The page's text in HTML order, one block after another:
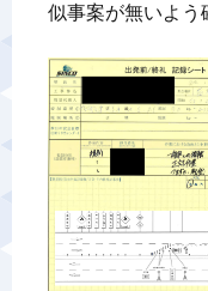
似事案が無いよう